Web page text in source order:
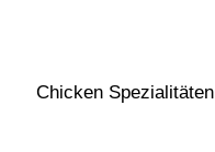
Chicken Spezialitäten